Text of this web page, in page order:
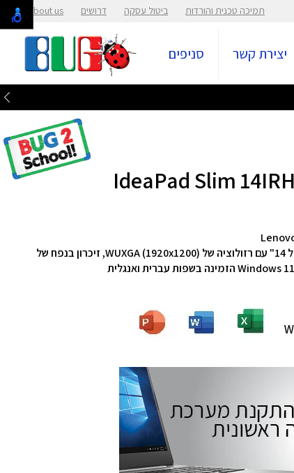
תמיכה טכנית והורדות ביטול עסקה דרושים About us
יצירת קשר סניפים
זיכרון בנפח של